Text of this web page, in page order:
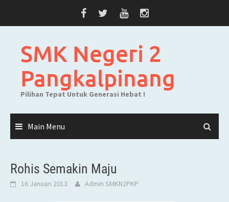
SMK Negeri 2
Pangkalpinang
Pilihan Tepat Untuk Generasi Hebat !
Main Menu
Rohis Semakin Maju
16 Januari 2013 Admin SMKN2PKP